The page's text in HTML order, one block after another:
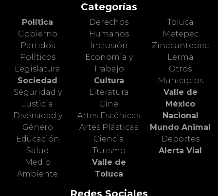
Categorías
Política
Gobierno
Partidos
Políticos
Legislatura
Sociedad
Seguridad y
Justicia
Diversidad y
Género
Educación
Salud
Medio
Ambiente
Derechos
Humanos
Inclusión
Economía y
Trabajo
Cultura
Literatura
Cine
Artes Escénicas
Artes Plásticas
Ciencia
Turismo
Valle de
Toluca
Toluca
Metepec
Zinacantepec
Lerma
Otros
Municipios
Valle de
México
Nacional
Mundo Animal
Deportes
Alerta Vial
Redes Sociales